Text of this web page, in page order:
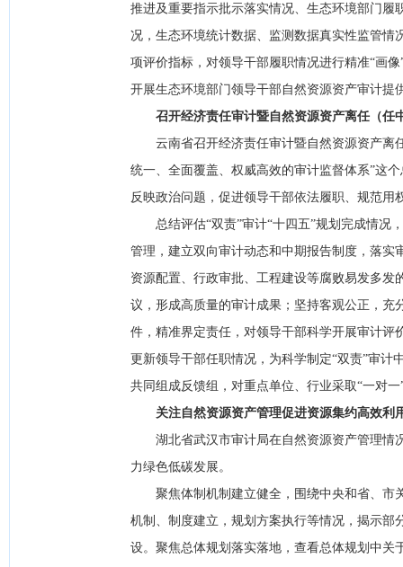
推进及重要指示批示落实情况、生态环境部门履
况，生态环境统计数据、监测数据真实性监管
项评价指标，对领导干部履职情况进行精准“画
开展生态环境部门领导干部自然资源资产审计提
召开经济责任审计暨自然资源资产离任（任
云南省召开经济责任审计暨自然资源资产离任
统一、全面覆盖、权威高效的审计监督体系”这
反映政治问题，促进领导干部依法履职、规范用
总结评估“双责”审计“十四五”规划完成情况，
管理，建立双向审计动态和中期报告制度，落
资源配置、行政审批、工程建设等腐败易发多
议，形成高质量的审计成果；坚持客观公正，
件，精准界定责任，对领导干部科学开展审计
更新领导干部任职情况，为科学制定“双责”审
共同组成反馈组，对重点单位、行业采取“一对
关注自然资源资产管理促进资源集约高效利
湖北省武汉市审计局在自然资源资产管理情
力绿色低碳发展。
聚焦体制机制建立健全，围绕中央和省、市
机制、制度建立，规划方案执行等情况，揭示
设。聚焦总体规划落实落地，查看总体规划中